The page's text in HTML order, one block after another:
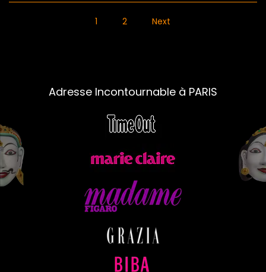
1 2 Next
Adresse Incontournable à PARIS